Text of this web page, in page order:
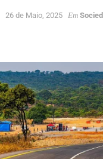
26 de Maio, 2025 Em